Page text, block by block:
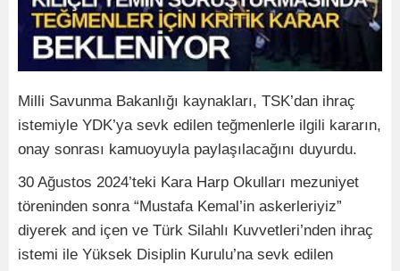
Milli Savunma Bakanlığı kaynakları, TSK’dan ihraç
istemiyle YDK’ya sevk edilen teğmenlerle ilgili kararın,
onay sonrası kamuoyuyla paylaşılacağını duyurdu.
30 Ağustos 2024’teki Kara Harp Okulları mezuniyet
töreninden sonra “Mustafa Kemal’in askerleriyiz”
diyerek and içen ve Türk Silahlı Kuvvetleri’nden ihraç
istemi ile Yüksek Disiplin Kurulu’na sevk edilen